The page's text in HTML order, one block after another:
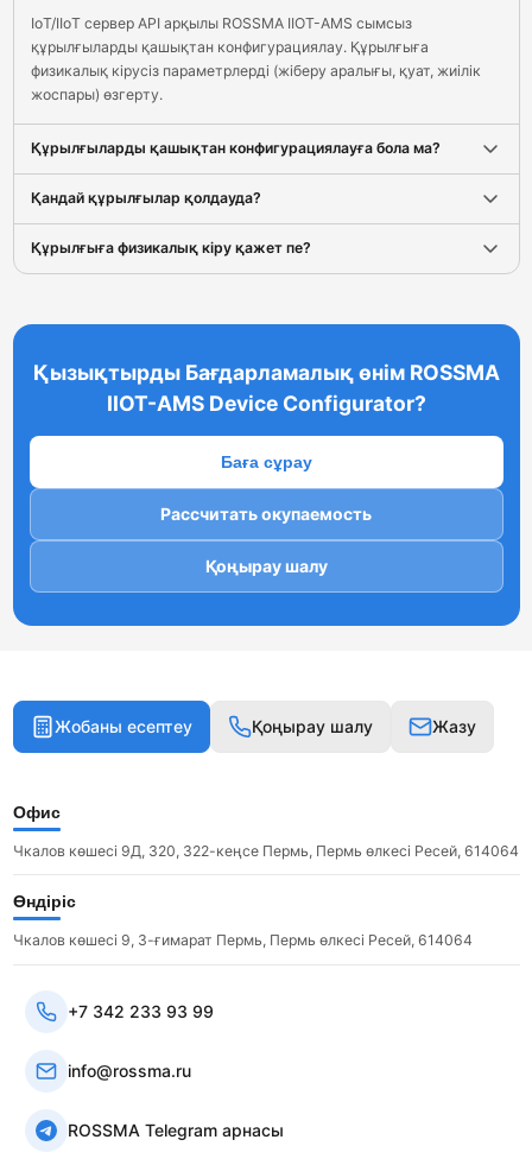
IoT/IIoT сервер API арқылы ROSSMA IIOT-AMS сымсыз
құрылғыларды қашықтан конфигурациялау. Құрылғыға
физикалық кірусіз параметрлерді (жіберу аралығы, қуат, жиілік
жоспары) өзгерту.
Құрылғыларды қашықтан конфигурациялауға бола ма?
Қандай құрылғылар қолдауда?
Құрылғыға физикалық кіру қажет пе?
Қызықтырды Бағдарламалық өнім ROSSMA
IIOT-AMS Device Configurator?
Баға сұрау
Рассчитать окупаемость
Қоңырау шалу
Жобаны есептеу Қоңырау шалу Жазу
Офис
Чкалов көшесі 9Д, 320, 322-кеңсе Пермь, Пермь өлкесі Ресей, 614064
Өндіріс
Чкалов көшесі 9, 3-ғимарат Пермь, Пермь өлкесі Ресей, 614064
+7 342 233 93 99
info@rossma.ru
ROSSMA Telegram арнасы